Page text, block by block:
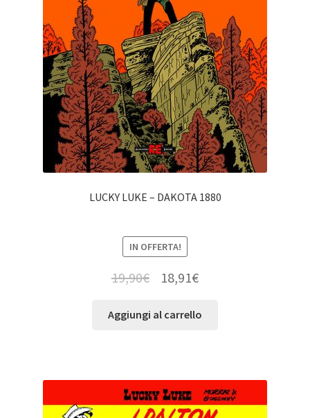
LUCKY LUKE – DAKOTA 1880
IN OFFERTA!
19,90€ 18,91€
Aggiungi al carrello